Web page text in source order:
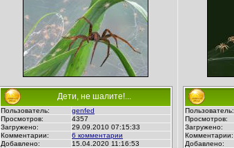
Дети, не шалите!...
Пользователь:
genfed
Просмотров:
4357
Загружено:
29.09.2010 07:15:33
Комментарии:
6 комментарии
Добавлено:
15.04.2020 11:16:53
Пользователь:
Просмотров:
Загружено:
Комментарии:
Добавлено: